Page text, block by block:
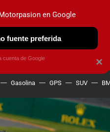
OBSERVATORIO
Gasolina GPS SUV
×
en Google
fuente preferida
cuenta de Google